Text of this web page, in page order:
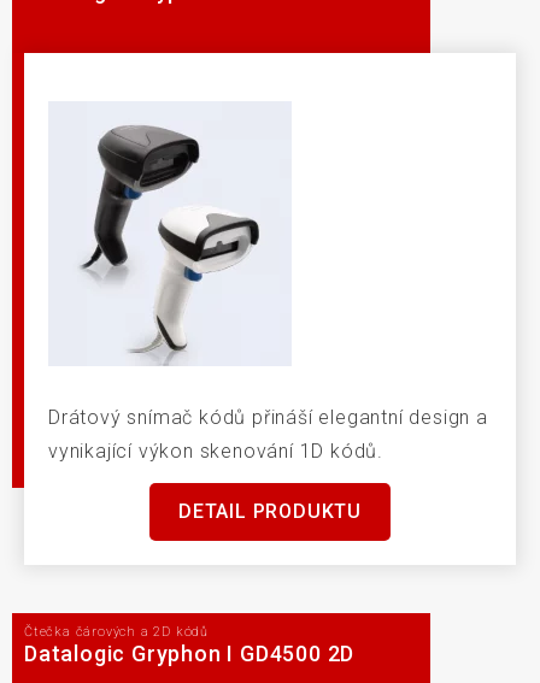
Drátový snímač kódů přináší elegantní design a
vynikající výkon skenování 1D kódů.
DETAIL PRODUKTU
Čtečka čárových a 2D kódů
Datalogic Gryphon I GD4500 2D